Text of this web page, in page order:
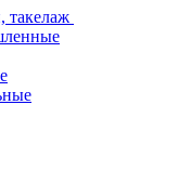
такелаж